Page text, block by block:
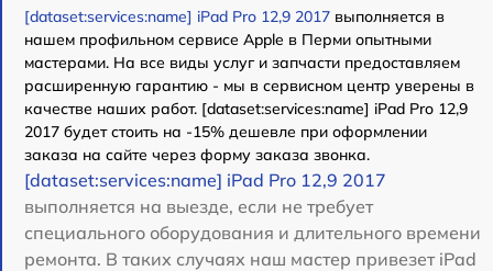
[dataset:services:name] iPad Pro 12,9 2017 выполняется в
нашем профильном сервисе Apple в Перми опытными
мастерами. На все виды услуг и запчасти предоставляем
расширенную гарантию - мы в сервисном центр уверены в
качестве наших работ. [dataset:services:name] iPad Pro 12,9
2017 будет стоить на -15% дешевле при оформлении
заказа на сайте через форму заказа звонка.
[dataset:services:name] iPad Pro 12,9 2017
выполняется на выезде, если не требует
специального оборудования и длительного времени
ремонта. В таких случаях наш мастер привезет iPad